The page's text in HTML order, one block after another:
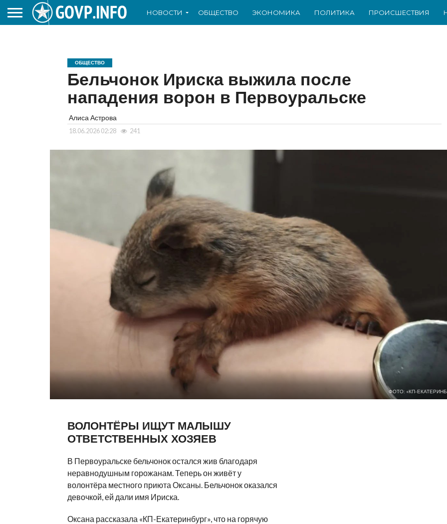
НОВОСТИ ОБЩЕСТВО ЭКОНОМИКА ПОЛИТИКА ПРОИСШЕСТВИЯ
ОБЩЕСТВО
Бельчонок Ириска выжила после
нападения ворон в Первоуральске
Алиса Астрова
18.06.2026 02:28 241
ФОТО: «КП-
ВОЛОНТЁРЫ ИЩУТ МАЛЫШУ
ОТВЕТСТВЕННЫХ ХОЗЯЕВ
В Первоуральске бельчонок остался жив благодаря
неравнодушным горожанам. Теперь он живёт у
волонтёра местного приюта Оксаны. Бельчонок оказался
девочкой, ей дали имя Ириска.
Оксана рассказала «КП-Екатеринбург», что на горячую